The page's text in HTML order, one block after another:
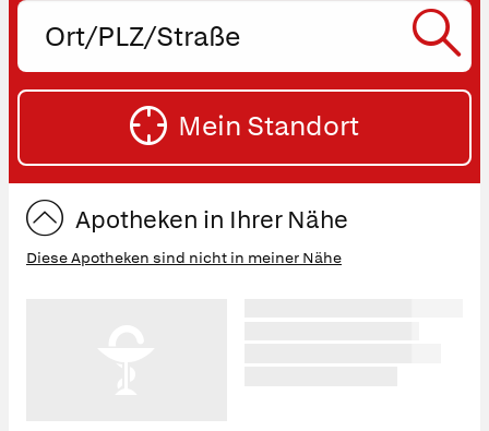
Ort,
oder
Straße
Mein Standort
Apotheken in Ihrer Nähe
Diese Apotheken sind nicht in meiner Nähe